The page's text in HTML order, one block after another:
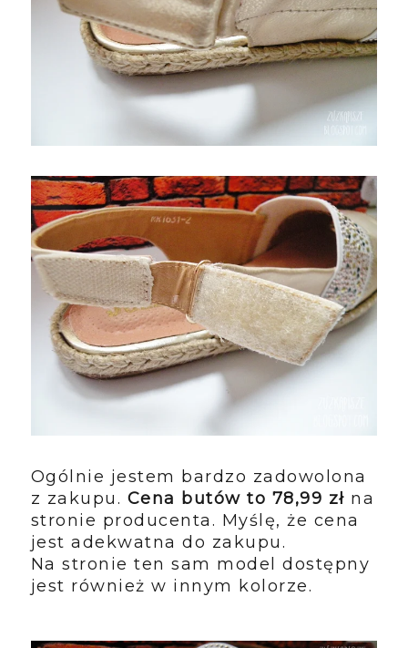
Ogólnie jestem bardzo zadowolona
z zakupu. Cena butów to 78,99 zł na
stronie producenta. Myślę, że cena
jest adekwatna do zakupu.
Na stronie ten sam model dostępny
jest również w innym kolorze.